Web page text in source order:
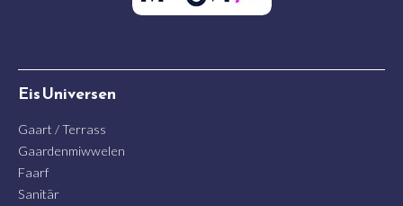
Eis Universen
Gaart / Terrass
Gaardenmiwwelen
Faarf
Sanitär